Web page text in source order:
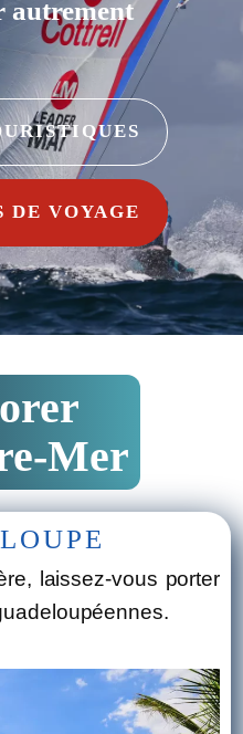
DE VOYAGE
Mer
laissez-vous porter